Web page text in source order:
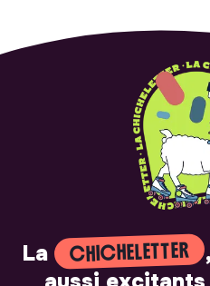
La CHICHELETTER